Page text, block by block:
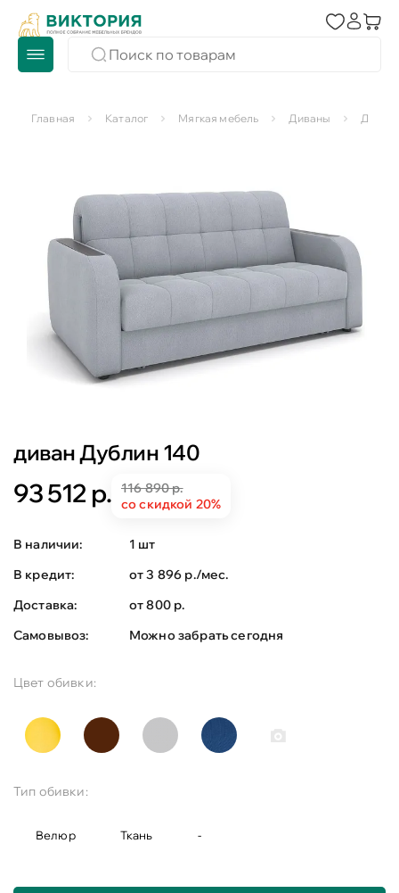
Главная Каталог Мягкая мебель Диваны
диван Дублин 140
93 512 р.
116 890 р.
со скидкой 20%
В наличии:
1 шт
В кредит:
от 3 896 р./мес.
Доставка:
от 800 р.
Самовывоз:
Можно забрать сегодня
Цвет обивки:
Тип обивки:
Велюр Ткань -